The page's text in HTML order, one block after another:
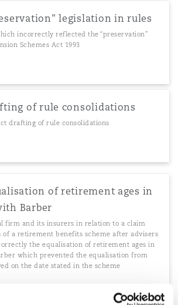
legislation in rules
incorrectly reflected the “preservation”
Schemes Act 1993
of rule consolidations
drafting of rule consolidations
of retirement ages in
Barber
firm and its insurers in relation to a claim
a retirement benefits scheme after advisers
the equalisation of retirement ages in
which prevented the equalisation from
on the date stated in the scheme